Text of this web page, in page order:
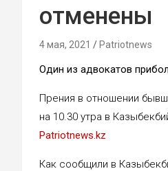
отменены
4 мая, 2021 Patriotnews
Один из адвокатов
Прения в отношении
на 10.30 утра в
Patriotnews.kz
Как сообщили в